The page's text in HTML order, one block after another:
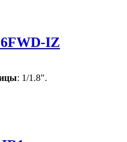
IZ
: 1/1.8".